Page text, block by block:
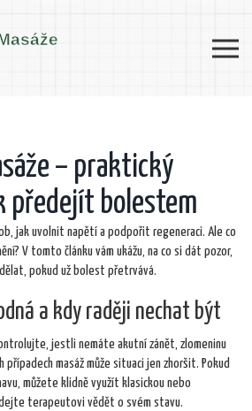
– praktický
předejít bolestem
jak uvolnit napětí a podpořit regeneraci. Ale co
V tomto článku vám ukážu, na co si dát pozor,
dělat, pokud už bolest přetrvává.
a kdy raději nechat být
jestli nemáte akutní zánět, zlomeninu
masáž může situaci jen zhoršit. Pokud
můžete klidně využít klasickou nebo
terapeutovi vědět o svém stavu.